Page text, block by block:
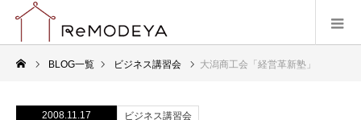
BLOG一覧 ビジネス講習会 大潟商工会「経営革新塾」
2008.11.17 ビジネス講習会